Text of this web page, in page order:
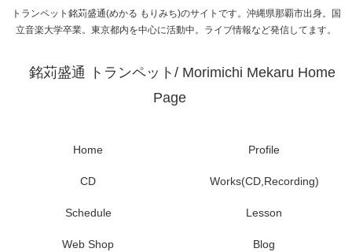
トランペット銘苅盛通(めかる もりみち)のサイトです。沖縄県那覇市出身。国
立音楽大学卒業。東京都内を中心に活動中。ライブ情報など発信してます。
銘苅盛通 トランペット/ Morimichi Mekaru Home
Page
Home Profile
CD Works(CD,Recording)
Schedule Lesson
Web Shop Blog